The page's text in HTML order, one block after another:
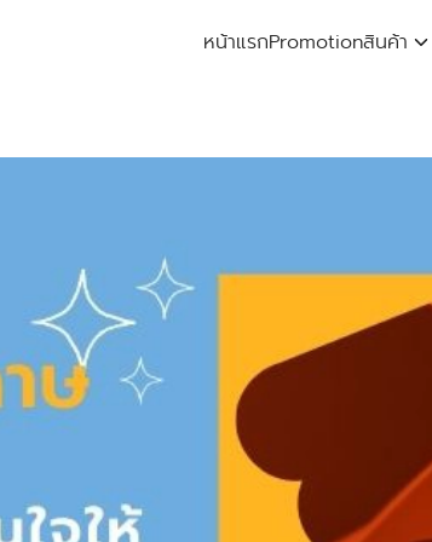
หน้าแรกPromotionสินค้า